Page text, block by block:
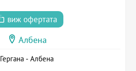
виж офертата
Албена
Гергана - Албена